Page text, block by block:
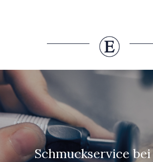
Schmuckservice